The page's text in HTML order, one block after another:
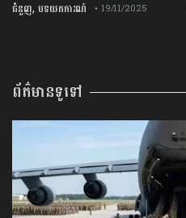
ជំនួញ,បទយកការណ៍ • 19/11/2025
ព័ត៌មានទូទៅ